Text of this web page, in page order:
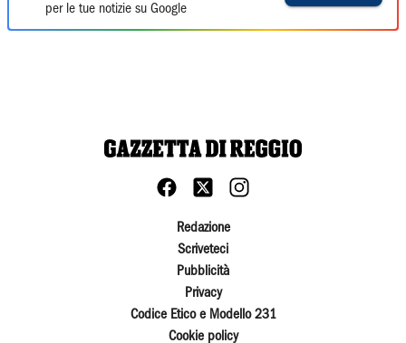
per le tue notizie su Google
Redazione
Scriveteci
Pubblicità
Privacy
Codice Etico e Modello 231
Cookie policy